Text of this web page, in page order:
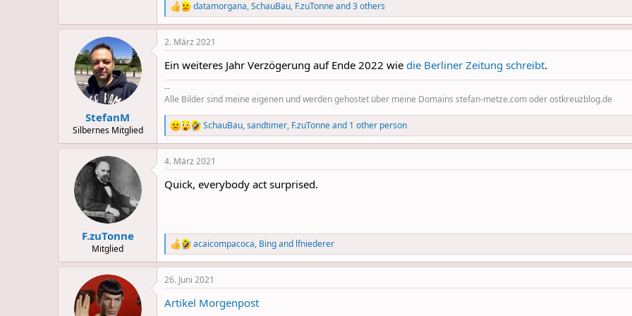
R
e
a
c
i
o
n
s
:
datamorgana,SchauBau, F.zuTonneand 3 others
StefanM
Silbernes Mitglied
2. März 2021
Ein weiteres Jahr Verzögerung auf Ende 2022 wie die Berliner Zeitung schreibt.
--
Alle Bilder sind meine eigenen und werden gehostet über meine Domains stefan-metze.com oder ostkreuzblog.de
R
e
a
c
i
:
SchauBau,sandtimer, F.zuTonneand 1 other person
F.zuTonne
Mitglied
4. März 2021
Quick, everybody act surprised.
R
e
a
c
i
acaicompacoca, Bingand lfniederer
26. Juni 2021
Artikel Morgenpost